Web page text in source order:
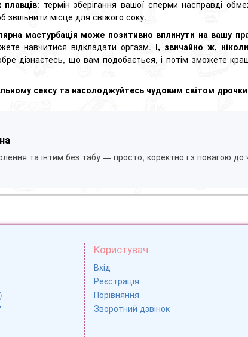
: термін зберігання вашої сперми насправді
місце для свіжого соку.
мастурбація може позитивно вплинути на вашу
навчитися відкладати оргазм. І, звичайно ж,
дізнаєтесь, що вам подобається, і потім зможете
сексу та насолоджуйтесь чудовим світом
та інтим без табу — просто, коректно і з повагою до
Користувач
Вхід
Реєстрація
Порівняння
Зворотний дзвінок